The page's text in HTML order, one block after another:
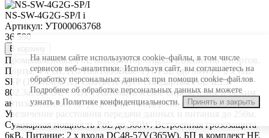
На нашем сайте используются cookie–файлы, в том числе
сервисов веб–аналитики. Используя сайт, вы соглашаетесь на
обработку персональных данных при помощи cookie–файлов.
Подробнее об обработке персональных данных вы можете
узнать в Политике конфиденциальности.
Принять и закрыть
NS-SW-4G2G-SP/I i
Артикул: УТ000063768
36 590
В корзину
Промышленный PoE коммутатор Gigabit Ethernet на 6 портов.
Порты: 4 x GE (10/100/1000Base-T) с PoE (до 90W) + 2 x GE
SFP (1000Base-X). Соответствует стандартам PoE IEEE
802.3af/at/POE++/BT . Автоматическое определение и режим
антизависания PoE устройств. Поддержка режима CCTV:
Увеличение расстояния передачи данных и питания до 250м.
Суммарная мощность PoE до 360W. Встроенная грозозащита
6кВ. Питание: 2 x входа DC48-57V(365W). БП в комплект НЕ